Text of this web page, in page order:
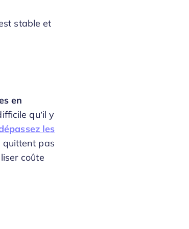
stable et
en
qu’il y
les
quittent pas
coûte